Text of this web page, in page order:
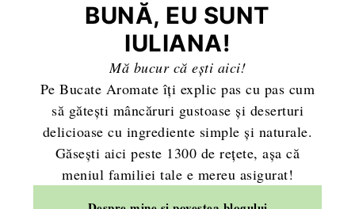
BUNĂ, EU SUNT
IULIANA!
Mă bucur că ești aici!
Pe Bucate Aromate îți explic pas cu pas cum
să gătești mâncăruri gustoase și deserturi
delicioase cu ingrediente simple și naturale.
Găsești aici peste 1300 de rețete, așa că
meniul familiei tale e mereu asigurat!